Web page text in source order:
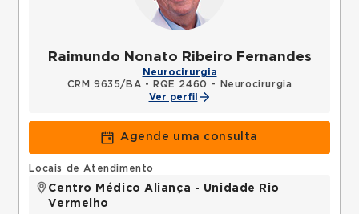
Raimundo Nonato Ribeiro Fernandes
Neurocirurgia
CRM 9635/BA •
RQE 2460 - Neurocirurgia
Ver perfil
Agende uma consulta
Locais de Atendimento
Centro Médico Aliança - Unidade Rio
Vermelho